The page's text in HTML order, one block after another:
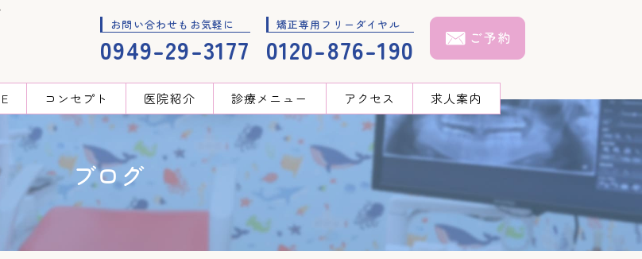
お問い合わせもお気軽に
0949-29-3177
矯正専用フリーダイヤル
0120-876-190
コンセプト 医院紹介 診療メニュー アクセス 求人案内
ブログ